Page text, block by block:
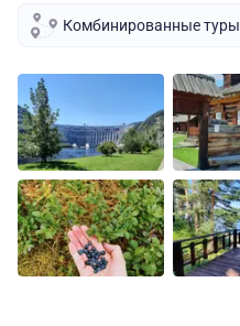
Комбинированные туры